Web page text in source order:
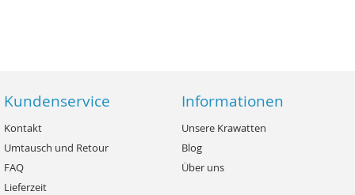
Kundenservice
Kontakt
Umtausch und Retour
FAQ
Lieferzeit
Informationen
Unsere Krawatten
Blog
Über uns